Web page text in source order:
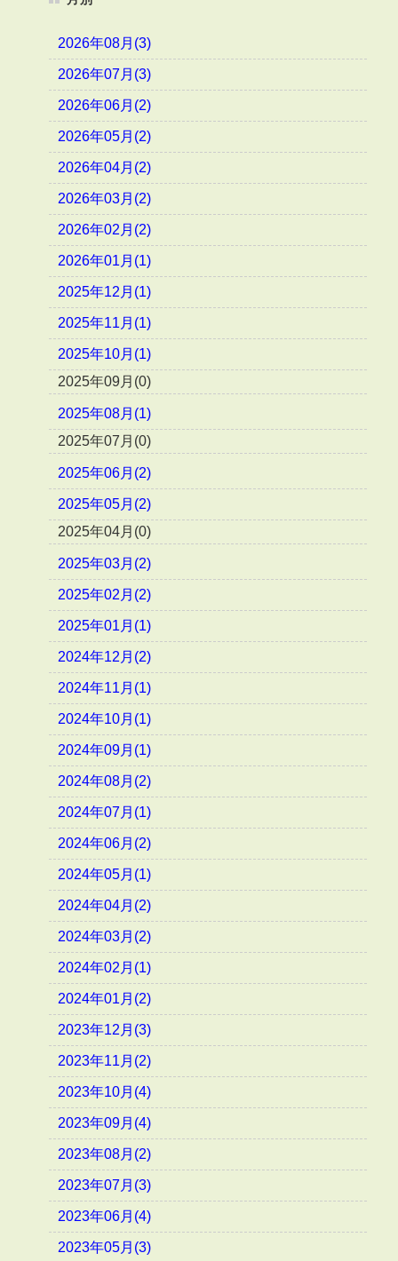
2026年08月(3)
2026年07月(3)
2026年06月(2)
2026年05月(2)
2026年04月(2)
2026年03月(2)
2026年02月(2)
2026年01月(1)
2025年12月(1)
2025年11月(1)
2025年10月(1)
2025年09月(0)
2025年08月(1)
2025年07月(0)
2025年06月(2)
2025年05月(2)
2025年04月(0)
2025年03月(2)
2025年02月(2)
2025年01月(1)
2024年12月(2)
2024年11月(1)
2024年10月(1)
2024年09月(1)
2024年08月(2)
2024年07月(1)
2024年06月(2)
2024年05月(1)
2024年04月(2)
2024年03月(2)
2024年02月(1)
2024年01月(2)
2023年12月(3)
2023年11月(2)
2023年10月(4)
2023年09月(4)
2023年08月(2)
2023年07月(3)
2023年06月(4)
2023年05月(3)